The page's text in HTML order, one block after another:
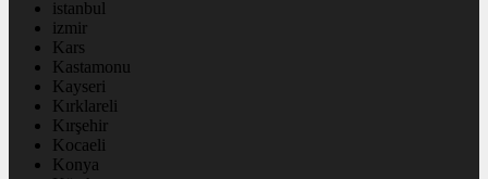
istanbul
izmir
Kars
Kastamonu
Kayseri
Kırklareli
Kırşehir
Kocaeli
Konya